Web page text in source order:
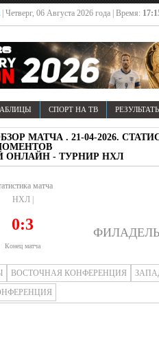
| Четверг, 06 Августа 2026 года | Время:
СПОРТ НА ТВ
МАТЧА . 21-04-2026.
ОНЛАЙН - ТУРНИР НХЛ
матча
НХЛ |
0:3
Конец матча
ВОСТОЧНАЯ КОНФЕРЕНЦИЯ